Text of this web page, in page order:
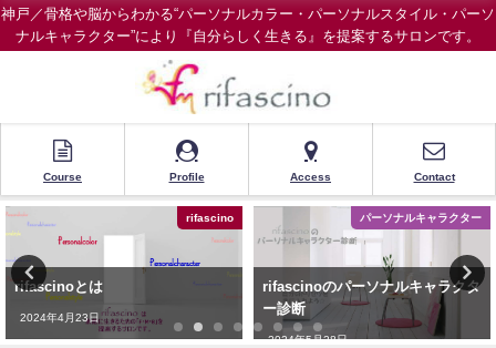
神戸／骨格や脳からわかる“パーソナルカラー・パーソナルスタイル・パーソ
ナルキャラクター”により『自分らしく生きる』を提案するサロンです。
Course Profile Access Contact
rifascino
rifascinoとは
2024年4月23日
パーソナルキャラクター
rifascinoのパーソナルキャラクタ
ー診断
2024年5月28日